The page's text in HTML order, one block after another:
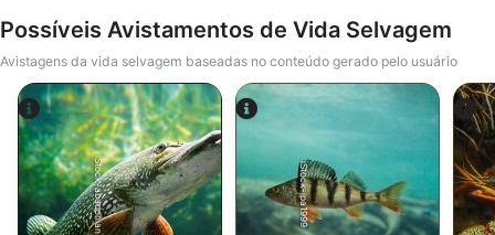
Possíveis Avistamentos de Vida Selvagem
Avistagens da vida selvagem baseadas no conteúdo gerado pelo usuário
iStock-abadonian iStock-jpa1999